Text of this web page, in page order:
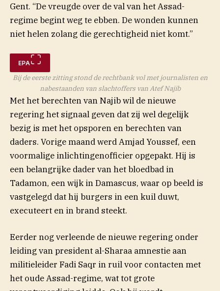
Gent. “De vreugde over de val van het Assad-
regime begint weg te ebben. De wonden kunnen
niet helen zolang die gerechtigheid niet komt.”
EPA
Bij de eerste zitting stond de rechtbank vol met journalisten en
nabestaanden van slachtoffers van Atef Najib
Met het berechten van Najib wil de nieuwe
regering het signaal geven dat zij wel degelijk
bezig is met het opsporen en berechten van
daders. Vorige maand werd Amjad Youssef, een
voormalige inlichtingenofficier opgepakt. Hij is
een belangrijke dader van het bloedbad in
Tadamon, een wijk in Damascus, waar opbeeld is
vastgelegd dat hij burgers in een kuil duwt,
executeert en in brand steekt.
Eerder nog verleende de nieuwe regering onder
leiding van president al-Sharaa amnestie aan
militieleider Fadi Saqr in ruil voor contacten met
het oude Assad-regime, wat tot grote